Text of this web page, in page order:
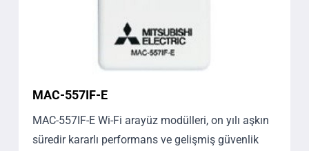
MAC-557IF-E
MAC-557IF-E Wi-Fi arayüz modülleri, on yılı aşkın
süredir kararlı performans ve gelişmiş güvenlik